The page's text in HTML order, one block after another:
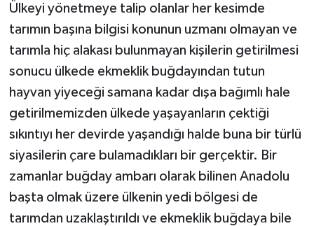
Ülkeyi yönetmeye talip olanlar her kesimde
tarımın başına bilgisi konunun uzmanı olmayan ve
tarımla hiç alakası bulunmayan kişilerin getirilmesi
sonucu ülkede ekmeklik buğdayından tutun
hayvan yiyeceği samana kadar dışa bağımlı hale
getirilmemizden ülkede yaşayanların çektiği
sıkıntıyı her devirde yaşandığı halde buna bir türlü
siyasilerin çare bulamadıkları bir gerçektir. Bir
zamanlar buğday ambarı olarak bilinen Anadolu
başta olmak üzere ülkenin yedi bölgesi de
tarımdan uzaklaştırıldı ve ekmeklik buğdaya bile